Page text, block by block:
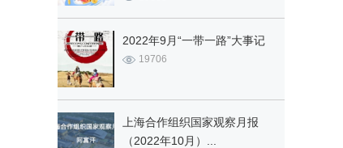
2022年9月“一带一路”大事记
19706
上海合作组织国家观察月报
（2022年10月）...